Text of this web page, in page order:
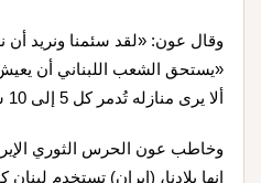
وقال عون: «لقد سئمنا ونريد
«يستحق الشعب اللبناني أن
ألا يرى منازله تُدمر كل 5 إلى 10 سنوات».
وخاطب عون الحرس الثوري
إنها بلادنا، (إيران) تستخدم